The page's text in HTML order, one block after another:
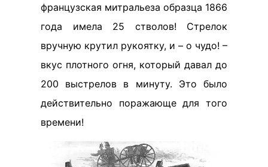
французская митральеза образца 1866
года имела 25 стволов! Стрелок
вручную крутил рукоятку, и – о чудо! –
вкус плотного огня, который давал до
200 выстрелов в минуту. Это было
действительно поражающе для того
времени!